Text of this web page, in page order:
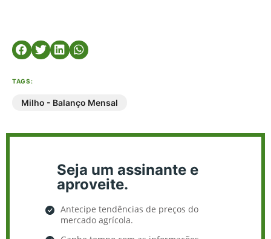
TAGS:
Milho - Balanço Mensal
Seja um assinante e
aproveite.
Antecipe tendências de preços do
mercado agrícola.